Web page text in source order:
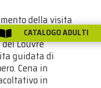
della visita
libero. Nel
Louvre
guidata di
Cena in
in
 CATALOGO ADULTI